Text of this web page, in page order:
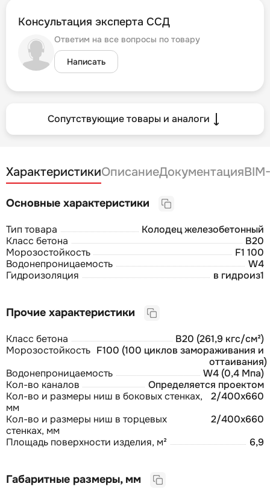
Консультация эксперта ССД
Ответим на все вопросы по товару
Написать
Сопутствующие товары и аналоги
ХарактеристикиОписаниеДокументация
Основные характеристики
Тип товара
Колодец железобетонный
Класс бетона
B20
Морозостойкость
F1 100
Водонепроницаемость
W4
Гидроизоляция
в гидроиз1
Прочие характеристики
Класс бетона
В20 (261,9 кгс/см²)
Морозостойкость F100 (100 циклов замораживания и
оттаивания)
Водонепроницаемость
W4 (0,4 Мпа)
Кол-во каналов
Определяется проектом
Кол-во и размеры ниш в боковых стенках,
мм
2/400х660
Кол-во и размеры ниш в торцевых
стенках, мм
2/400х660
Площадь поверхности изделия, м²
6,9
Габаритные размеры, мм